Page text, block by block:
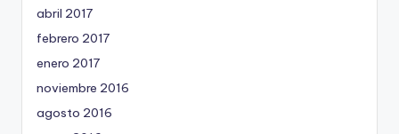
abril 2017
febrero 2017
enero 2017
noviembre 2016
agosto 2016